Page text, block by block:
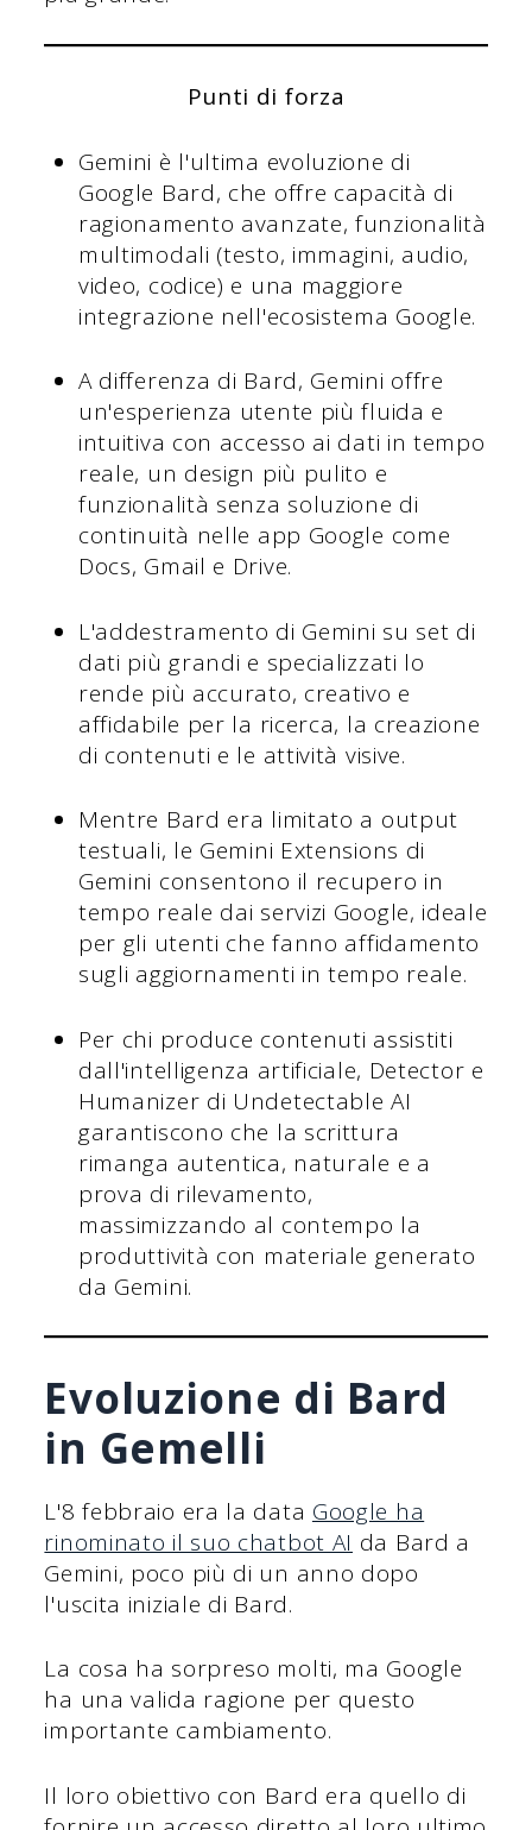
Punti di forza
Gemini è l'ultima evoluzione di
Google Bard, che offre capacità di
ragionamento avanzate, funzionalità
multimodali (testo, immagini, audio,
video, codice) e una maggiore
integrazione nell'ecosistema Google.
A differenza di Bard, Gemini offre
un'esperienza utente più fluida e
intuitiva con accesso ai dati in tempo
reale, un design più pulito e
funzionalità senza soluzione di
continuità nelle app Google come
Docs, Gmail e Drive.
L'addestramento di Gemini su set di
dati più grandi e specializzati lo
rende più accurato, creativo e
affidabile per la ricerca, la creazione
di contenuti e le attività visive.
Mentre Bard era limitato a output
testuali, le Gemini Extensions di
Gemini consentono il recupero in
tempo reale dai servizi Google, ideale
per gli utenti che fanno affidamento
sugli aggiornamenti in tempo reale.
Per chi produce contenuti assistiti
dall'intelligenza artificiale, Detector e
Humanizer di Undetectable AI
garantiscono che la scrittura
rimanga autentica, naturale e a
prova di rilevamento,
massimizzando al contempo la
produttività con materiale generato
da Gemini.
Evoluzione di Bard
in Gemelli
L'8 febbraio era la data Google ha
rinominato il suo chatbot AI da Bard a
Gemini, poco più di un anno dopo
l'uscita iniziale di Bard.
La cosa ha sorpreso molti, ma Google
ha una valida ragione per questo
importante cambiamento.
Il loro obiettivo con Bard era quello di